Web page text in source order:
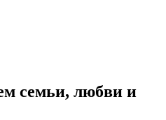
семьи, любви и